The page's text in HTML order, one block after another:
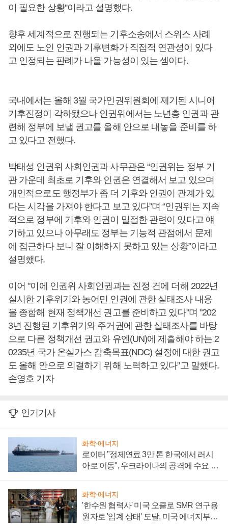
이 필요한 상황”이라고 설명했다.
향후 세계적으로 진행되는 기후소송에서 스위스 사례
외에도 노인 인권과 기후변화가 직접적 연관성이 있다
고 인정되는 판례가 나올 가능성이 있는 셈이다.
국내에서는 올해 3월 국가인권위원회에 제기된 시니어
기후진정이 각하됐으나 인권위에서는 노년층 인권과 관
련해 정부에 보낼 권고를 올해 안으로 내놓을 준비를 하
고 있다고 전했다.
박태성 인권위 사회인권과 사무관은 “인권위는 정부 기
관 가운데 최초로 기후와 인권은 연결해서 보고 있으며
개인적으로도 행정부가 좀 더 기후와 인권이 관계가 있
다는 시각을 가져야 한다고 보고 있다”며 “인권위는 지속
적으로 정부에 기후와 인권이 밀접한 관련이 있다고 얘
기하고 있으나 아무래도 정부는 기능적 관점에서 문제
에 접근하다 보니 잘 이해하지 못하고 있는 상황”이라고
설명했다.
이어 "이에 인권위 사회인권과는 진정 건에 더해 2022년
실시한 기후위기와 농어민 인권에 관한 실태조사 내용
을 종합해 현재 정책개선 권고를 준비하고 있다"며 "202
3년 진행된 기후위기와 주거권에 관한 실태조사를 바탕
으로 다른 정책개선 권고와 유엔(UN)에 제출해야 하는 2
0235년 국가 온실가스 감축목표(NDC) 설정에 대한 권고
도 올해 안으로 의결하기 위해 노력하고 있다"고 말했다.
손영호 기자
인기기사
화학·에너지
로이터 "정제연료 3만 톤 한국에서 러시
아로 이동", 우크라이나의 공격에 수요 늘
화학·에너지
'한수원 협력사' 미국 오클로 SMR 연구용
원자로 '임계 상태' 도달, 미국 에너지부